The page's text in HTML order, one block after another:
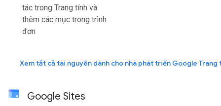
tác trong Trang tính và
thêm các mục trong trình
đơn
Xem tất cả tài nguyên dành cho nhà phát triển Google Trang
Google Sites